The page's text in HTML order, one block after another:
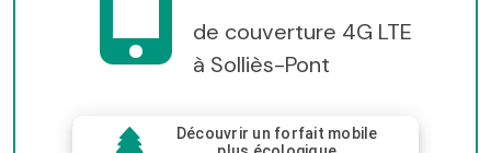
de couverture 4G LTE
à Solliès-Pont
Découvrir un forfait mobile